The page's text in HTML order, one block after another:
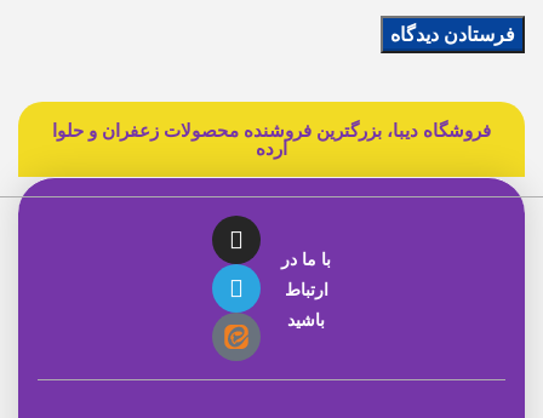
فروشگاه دیبا، بزرگترین فروشنده محصولات زعفران و حلوا
ارده
با ما در
ارتباط
باشید